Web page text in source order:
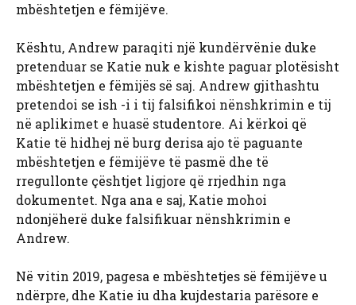
mbështetjen e fëmijëve.
Kështu, Andrew paraqiti një kundërvënie duke
pretenduar se Katie nuk e kishte paguar plotësisht
mbështetjen e fëmijës së saj. Andrew gjithashtu
pretendoi se ish -i i tij falsifikoi nënshkrimin e tij
në aplikimet e huasë studentore. Ai kërkoi që
Katie të hidhej në burg derisa ajo të paguante
mbështetjen e fëmijëve të pasmë dhe të
rregullonte çështjet ligjore që rrjedhin nga
dokumentet. Nga ana e saj, Katie mohoi
ndonjëherë duke falsifikuar nënshkrimin e
Andrew.
Në vitin 2019, pagesa e mbështetjes së fëmijëve u
ndërpre, dhe Katie iu dha kujdestaria parësore e